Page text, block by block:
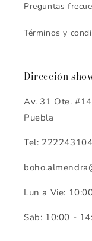
Preguntas
Términos y
Dirección
Av. 31 Ote.
Puebla
Tel:
Lun a Vie:
Sab: 10:00 -